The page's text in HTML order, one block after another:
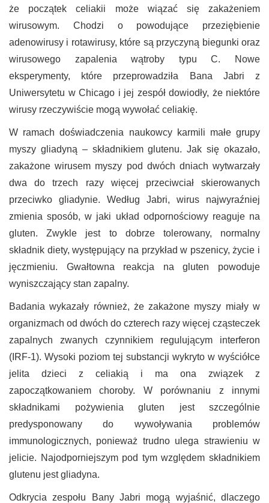
że początek celiakii może wiązać się zakażeniem
wirusowym. Chodzi o powodujące przeziębienie
adenowirusy i rotawirusy, które są przyczyną biegunki oraz
wirusowego zapalenia wątroby typu C. Nowe
eksperymenty, które przeprowadziła Bana Jabri z
Uniwersytetu w Chicago i jej zespół dowiodły, że niektóre
wirusy rzeczywiście mogą wywołać celiakię.
W ramach doświadczenia naukowcy karmili małe grupy
myszy gliadyną – składnikiem glutenu. Jak się okazało,
zakażone wirusem myszy pod dwóch dniach wytwarzały
dwa do trzech razy więcej przeciwciał skierowanych
przeciwko gliadynie. Według Jabri, wirus najwyraźniej
zmienia sposób, w jaki układ odpornościowy reaguje na
gluten. Zwykle jest to dobrze tolerowany, normalny
składnik diety, występujący na przykład w pszenicy, życie i
jęczmieniu. Gwałtowna reakcja na gluten powoduje
wyniszczający stan zapalny.
Badania wykazały również, że zakażone myszy miały w
organizmach od dwóch do czterech razy więcej cząsteczek
zapalnych zwanych czynnikiem regulującym interferon
(IRF-1). Wysoki poziom tej substancji wykryto w wyściółce
jelita dzieci z celiakią i ma ona związek z
zapoczątkowaniem choroby. W porównaniu z innymi
składnikami pożywienia gluten jest szczególnie
predysponowany do wywoływania problemów
immunologicznych, ponieważ trudno ulega strawieniu w
jelicie. Najodporniejszym pod tym względem składnikiem
glutenu jest gliadyna.
Odkrycia zespołu Bany Jabri mogą wyjaśnić, dlaczego